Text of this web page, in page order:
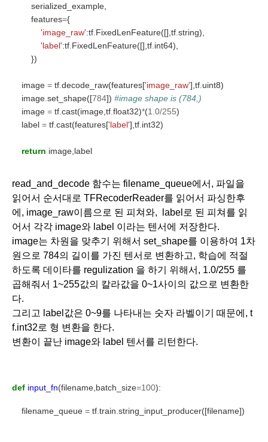
serialized_example,
features={
'image_raw':tf FixedLenFeature([],tf string),
'label':tf FixedLenFeature([],tf int64),
})
image = tf decode_raw(features['image_raw'],tf uint8)
image set_shape([784]) #image shape is (784,)
image = tf cast(image,tf float32)*(1.0/255)
label = tf cast(features['label'],tf int32)
return image,label
read_and_decode 함수는 filename_queue에서, 파일을
읽어서 순서대로 TFRecoderReader를 읽어서 파싱한후
에, image_raw이름으로 된 피쳐와,  label로 된 피쳐를 읽
어서 각각 image와 label 이라는 텐서에 저장한다.
image는 차원을 맞추기 위해서 set_shape를 이용하여 1차
원으로 784의 길이를 가진 텐서로 변환하고, 학습에 적절
하도록 데이타를 regulization 을 하기 위해서, 1.0/255 를
곱해줘서 1~255값의 칼라값을 0~1사이의 값으로 변환한
다.
그리고 label값은 0~9를 나타내는 숫자 라벨이기 때문에, t
f.int32로 형 변환을 한다.
변환이 끝난 image와 label 텐서를 리턴한다.
def input_fn(filename,batch_size=100):
filename_queue = tf.train.string_input_producer([filename])